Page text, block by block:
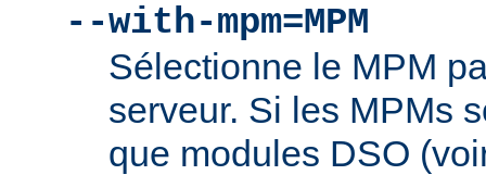
--with-mpm=MPM
Sélectionne le MPM
serveur. Si les MPMs
que modules DSO